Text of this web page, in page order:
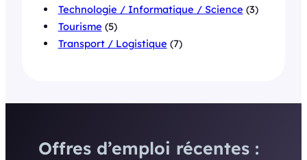
Technologie / Informatique / Science (3)
Tourisme (5)
Transport / Logistique (7)
Offres d’emploi récentes :